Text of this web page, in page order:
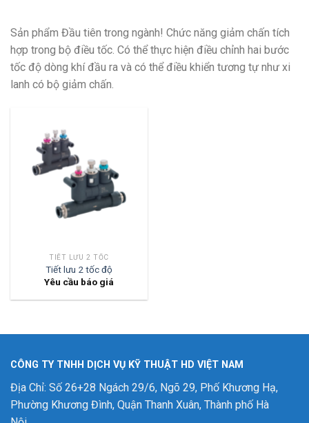
Sản phẩm Đầu tiên trong ngành! Chức năng giảm chấn tích
hợp trong bộ điều tốc. Có thể thực hiện điều chỉnh hai bước
tốc độ dòng khí đầu ra và có thể điều khiển tương tự như xi
lanh có bộ giảm chấn.
TIẾT LƯU 2 TỐC
Tiết lưu 2 tốc độ
Yêu cầu báo giá
CÔNG TY TNHH DỊCH VỤ KỸ THUẬT HD VIỆT NAM
Địa Chỉ: Số 26+28 Ngách 29/6, Ngõ 29, Phố Khương Hạ,
Phường Khương Đình, Quận Thanh Xuân, Thành phố Hà